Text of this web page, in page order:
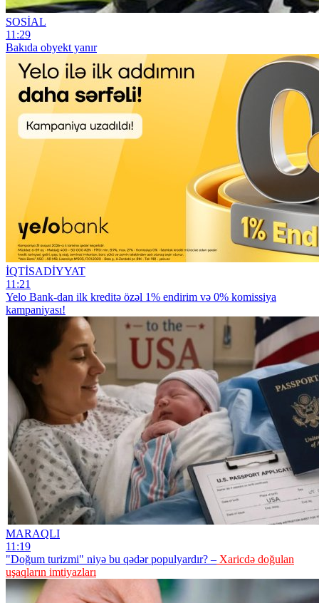
SOSİAL
11:29
Bakıda obyekt yanır
İQTİSADİYYAT
11:21
Yelo Bank-dan ilk kreditə özəl 1% endirim və 0% komissiya
kampaniyası!
MARAQLI
11:19
"Doğum turizmi" niyə bu qədər populyardır? – Xaricdə doğulan
uşaqların imtiyazları